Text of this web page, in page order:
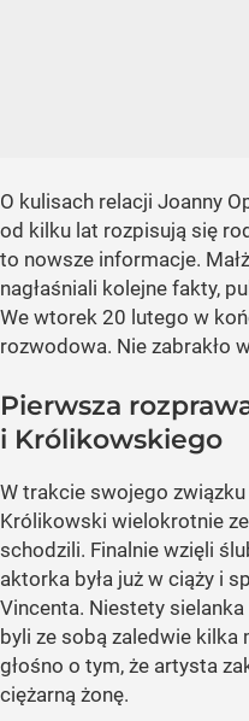
O kulisach relacji Joanny
od kilku lat rozpisują się
to nowsze informacje.
nagłaśniali kolejne fakty,
We wtorek 20 lutego w
rozwodowa. Nie zabrakło
Pierwsza
i Królikowskiego
W trakcie swojego
Królikowski wielokrotnie
schodzili. Finalnie wzięli
aktorka była już w ciąży i
Vincenta. Niestety sielanka
byli ze sobą zaledwie kilka
głośno o tym, że artysta
ciężarną żonę.